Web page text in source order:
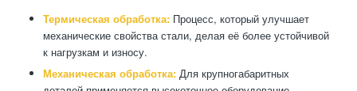
Термическая обработка:Процесс, который улучшает
механические свойства стали, делая её более устойчивой
к нагрузкам и износу.
Механическая обработка:Для крупногабаритных